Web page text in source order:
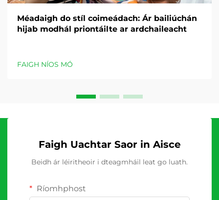
Méadaigh do stíl coimeádach: Ár bailiúchán
hijab modhál priontáilte ar ardchaileacht
FAIGH NÍOS MÓ
Faigh Uachtar Saor in Aisce
Beidh ár léiritheoir i dteagmháil leat go luath.
Ríomhphost